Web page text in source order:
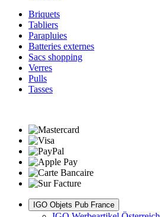
Briquets
Tabliers
Parapluies
Batteries externes
Sacs shopping
Verres
Pulls
Tasses
IGO Objets Pub France